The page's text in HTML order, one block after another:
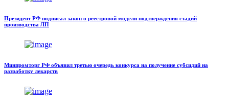
Президент РФ подписал закон о реестровой модели подтверждения стадий
производства ЛП
Минпромторг РФ объявил третью очередь конкурса на получение субсидий на
разработку лекарств